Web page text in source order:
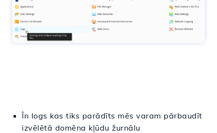
În logs kas tiks parādīts mēs varam pārbaudīt
izvēlētā domēna kļūdu žurnālu